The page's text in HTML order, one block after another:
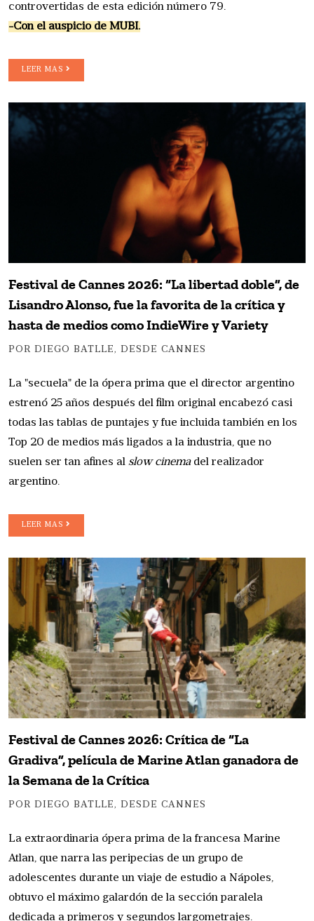
controvertidas de esta edición número 79.
-Con el auspicio de MUBI.
LEER MAS
Festival de Cannes 2026: “La libertad doble”, de
Lisandro Alonso, fue la favorita de la crítica y
hasta de medios como IndieWire y Variety
POR DIEGO BATLLE, DESDE CANNES
La "secuela" de la ópera prima que el director argentino
estrenó 25 años después del film original encabezó casi
todas las tablas de puntajes y fue incluida también en los
Top 20 de medios más ligados a la industria, que no
suelen ser tan afines al slow cinema del realizador
argentino.
LEER MAS
Festival de Cannes 2026: Crítica de “La
Gradiva”, película de Marine Atlan ganadora de
la Semana de la Crítica
POR DIEGO BATLLE, DESDE CANNES
La extraordinaria ópera prima de la francesa Marine
Atlan, que narra las peripecias de un grupo de
adolescentes durante un viaje de estudio a Nápoles,
obtuvo el máximo galardón de la sección paralela
dedicada a primeros y segundos largometrajes.